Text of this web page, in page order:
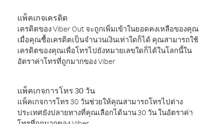
แพ็คเกจเครดิต
เครดิตของ Viber Out จะถูกเพิ่มเข้าในยอดคงเหลือของคุณ
เมื่อคุณซื้อเครดิตเป็นจำนวนเงินเท่าใดก็ได้ คุณสามารถใช้
เครดิตของคุณเพื่อโทรไปยังหมายเลขใดก็ได้ในโลกนี้ใน
อัตราค่าโทรที่ถูกมากของ Viber
แพ็คเกจการโทร 30 วัน
แพ็คเกจการโทร 30 วันช่วยให้คุณสามารถโทรไปต่าง
ประเทศยังปลายทางที่คุณเลือกได้นาน 30 วัน ในอัตราค่า